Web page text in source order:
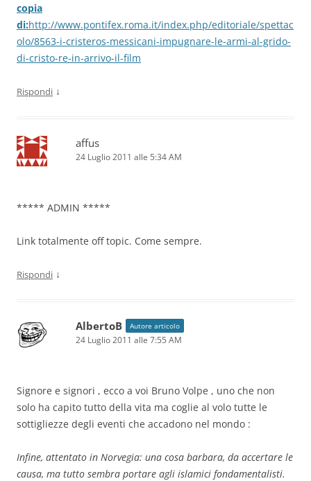
copia
di:http://www.pontifex.roma.it/index.php/editoriale/spettac
olo/8563-i-cristeros-messicani-impugnare-le-armi-al-grido-
di-cristo-re-in-arrivo-il-film
Rispondi ↓
affus
24 Luglio 2011 alle 5:34 AM
***** ADMIN *****
Link totalmente off topic. Come sempre.
Rispondi ↓
AlbertoB Autore articolo
24 Luglio 2011 alle 7:55 AM
Signore e signori , ecco a voi Bruno Volpe , uno che non
solo ha capito tutto della vita ma coglie al volo tutte le
sottigliezze degli eventi che accadono nel mondo :
Infine, attentato in Norvegia: una cosa barbara, da accertare le
causa, ma tutto sembra portare agli islamici fondamentalisti.